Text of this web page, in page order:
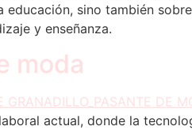
sino también
y enseñanza.
moda
actual, donde la